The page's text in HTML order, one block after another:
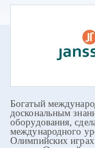
Богатый
доскональным
оборудования,
международного
Олимпийских